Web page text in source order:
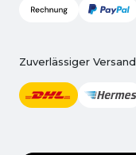
Zuverlässiger Versand